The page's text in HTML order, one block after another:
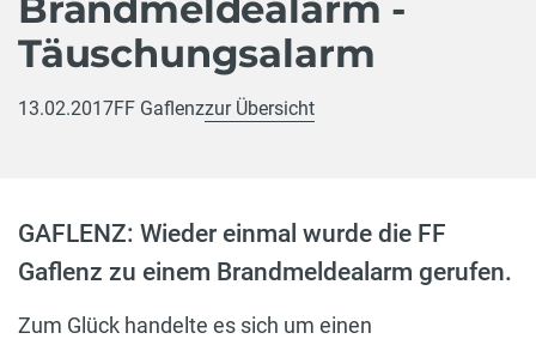
Täuschungsalarm
13.02.2017FF Gaflenzzur Übersicht
GAFLENZ: Wieder einmal wurde die FF
Gaflenz zu einem Brandmeldealarm gerufen.
Zum Glück handelte es sich um einen